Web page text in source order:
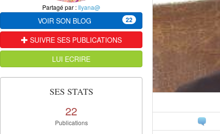
Partagé par : Ilyana@
VOIR SON BLOG 22
SUIVRE SES PUBLICATIONS
LUI ECRIRE
SES STATS
22
Publications